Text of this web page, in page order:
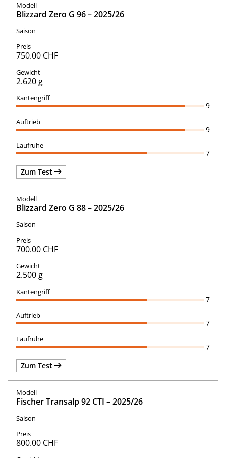
Blizzard Zero G 96 – 2025/26
750.00 CHF
2.620 g
9
9
7
Zum Test
Blizzard Zero G 88 – 2025/26
700.00 CHF
2.500 g
7
7
7
Zum Test
Fischer Transalp 92 CTI – 2025/26
800.00 CHF